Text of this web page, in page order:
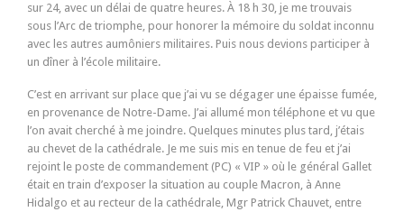
sur 24, avec un délai de quatre heures. À 18 h 30, je me trouvais
sous l’Arc de triomphe, pour honorer la mémoire du soldat inconnu
avec les autres aumôniers militaires. Puis nous devions participer à
un dîner à l’école militaire.
C’est en arrivant sur place que j’ai vu se dégager une épaisse fumée,
en provenance de Notre-Dame. J’ai allumé mon téléphone et vu que
l’on avait cherché à me joindre. Quelques minutes plus tard, j’étais
au chevet de la cathédrale. Je me suis mis en tenue de feu et j’ai
rejoint le poste de commandement (PC) « VIP » où le général Gallet
était en train d’exposer la situation au couple Macron, à Anne
Hidalgo et au recteur de la cathédrale, Mgr Patrick Chauvet, entre